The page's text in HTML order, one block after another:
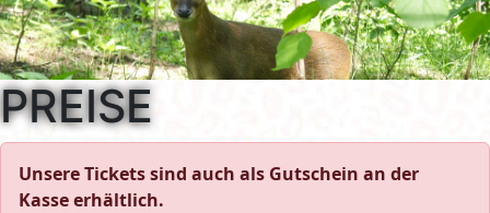
PREISE
Unsere Tickets sind auch als Gutschein an der
Kasse erhältlich.